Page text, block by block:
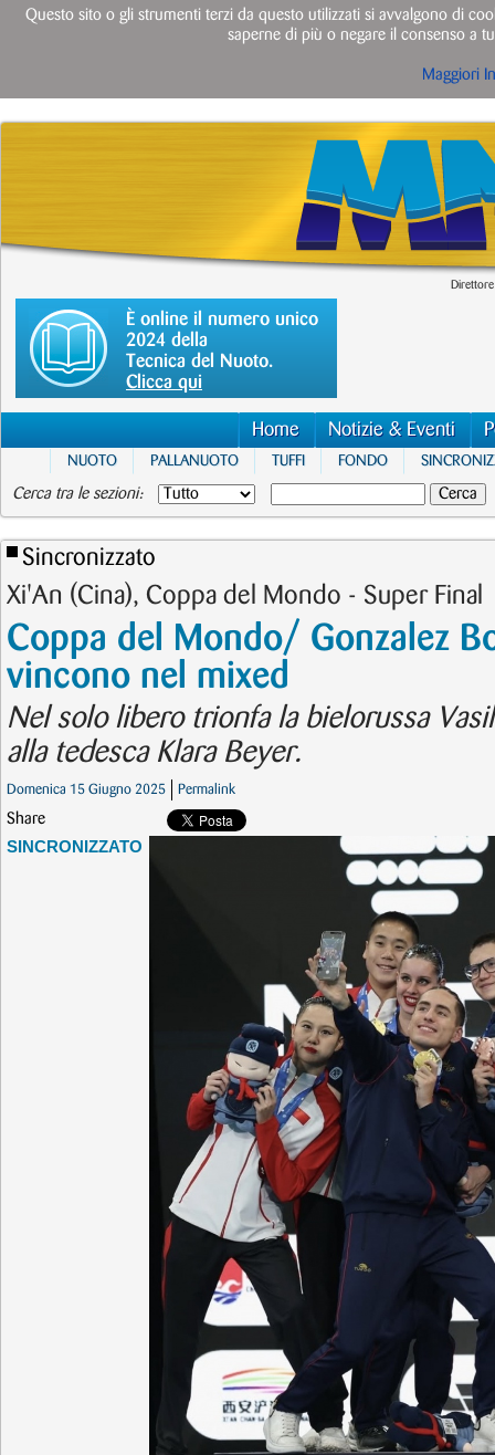
È online il numero unico
2024 della
Tecnica del Nuoto.
Clicca qui
Home Notizie & Eventi
NUOTO PALLANUOTO TUFFI FONDO
Cerca tra le sezioni:
Sincronizzato
Xi'An (Cina), Coppa del Mondo - Super Final
Coppa del Mondo/ Gonzalez
vincono nel mixed
Nel solo libero trionfa la bielorussa
alla tedesca Klara Beyer.
Domenica 15 Giugno 2025 Permalink
Share
SINCRONIZZATO
Questo sito o gli strumenti terzi da questo utilizzati si avvalgono di
saperne di più o negare il consenso a
Maggiori